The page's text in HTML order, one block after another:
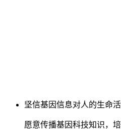
坚信基因信息对人的生命
愿意传播基因科技知识，